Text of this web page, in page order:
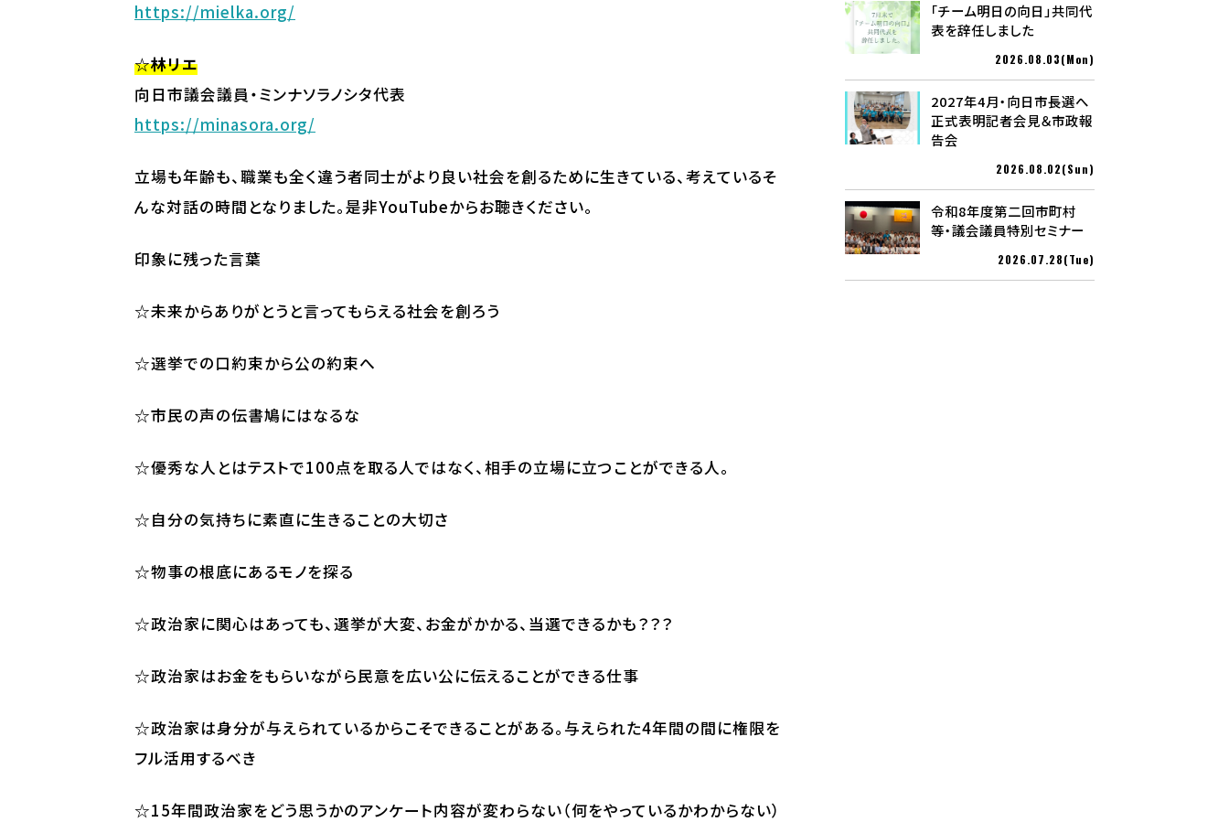
https://mielka.org/
☆林リエ
向日市議会議員・ミンナソラノシタ代表
https://minasora.org/
立場も年齢も、職業も全く違う者同士がより良い社会を創るために生きている、考えているそ
んな対話の時間となりました。是非YouTubeからお聴きください。
印象に残った言葉
☆未来からありがとうと言ってもらえる社会を創ろう
☆選挙での口約束から公の約束へ
☆市民の声の伝書鳩にはなるな
☆優秀な人とはテストで100点を取る人ではなく、相手の立場に立つことができる人。
☆自分の気持ちに素直に生きることの大切さ
☆物事の根底にあるモノを探る
☆政治家に関心はあっても、選挙が大変、お金がかかる、当選できるかも？？？
☆政治家はお金をもらいながら民意を広い公に伝えることができる仕事
☆政治家は身分が与えられているからこそできることがある。与えられた4年間の間に権限を
フル活用するべき
☆15年間政治家をどう思うかのアンケート内容が変わらない（何をやっているかわからない）
「チーム明日の向日」共同代
表を辞任しました
2026.08.03(Mon)
2027年4月・向日市長選へ
正式表明記者会見＆市政報
告会
2026.08.02(Sun)
令和8年度第二回市町村
等・議会議員特別セミナー
2026.07.28(Tue)